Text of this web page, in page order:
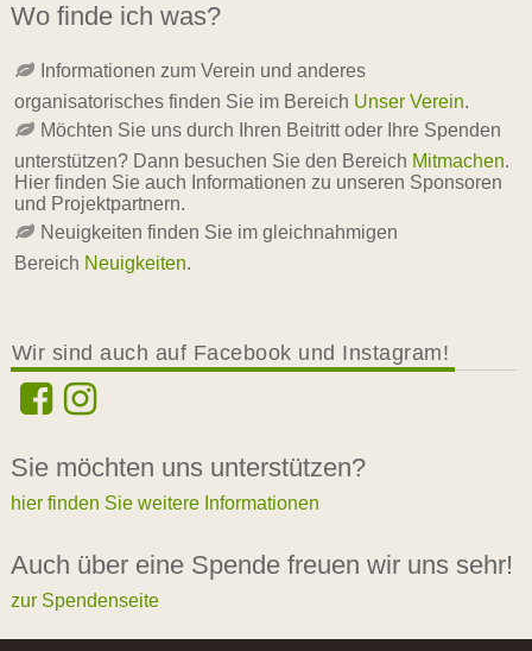
Wo finde ich was?
Informationen zum Verein und anderes
organisatorisches finden Sie im Bereich Unser Verein.
Möchten Sie uns durch Ihren Beitritt oder Ihre Spenden
unterstützen? Dann besuchen Sie den Bereich Mitmachen.
Hier finden Sie auch Informationen zu unseren Sponsoren
und Projektpartnern.
Neuigkeiten finden Sie im gleichnahmigen
Bereich Neuigkeiten.
Wir sind auch auf Facebook und Instagram!
Sie möchten uns unterstützen?
hier finden Sie weitere Informationen
Auch über eine Spende freuen wir uns sehr!
zur Spendenseite